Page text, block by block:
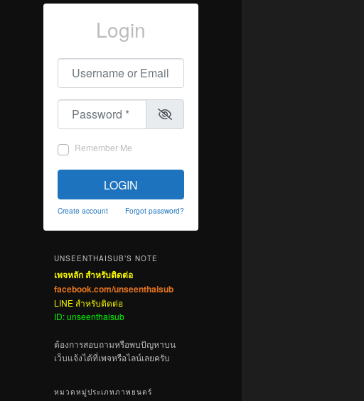
Login
Username or Email
Password
Remember Me
LOGIN
Create account Forgot password?
UNSEENTHAISUB’S NOTE
เพจหลัก สำหรับติดต่อ
facebook.com/unseenthaisub
LINE สำหรับติดต่อ
ID: unseenthaisub
ต้องการสอบถามหรือพบปัญหาบน
เว็บแจ้งได้ที่เพจหรือไลน์เลยครับ
หมวดหมู่ประเภทภาพยนตร์